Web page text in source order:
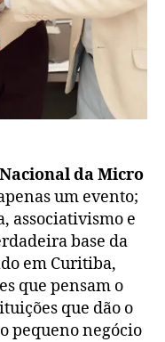
da Micro
um evento;
associativismo e
base da
em Curitiba,
que pensam o
que dão o
pequeno negócio